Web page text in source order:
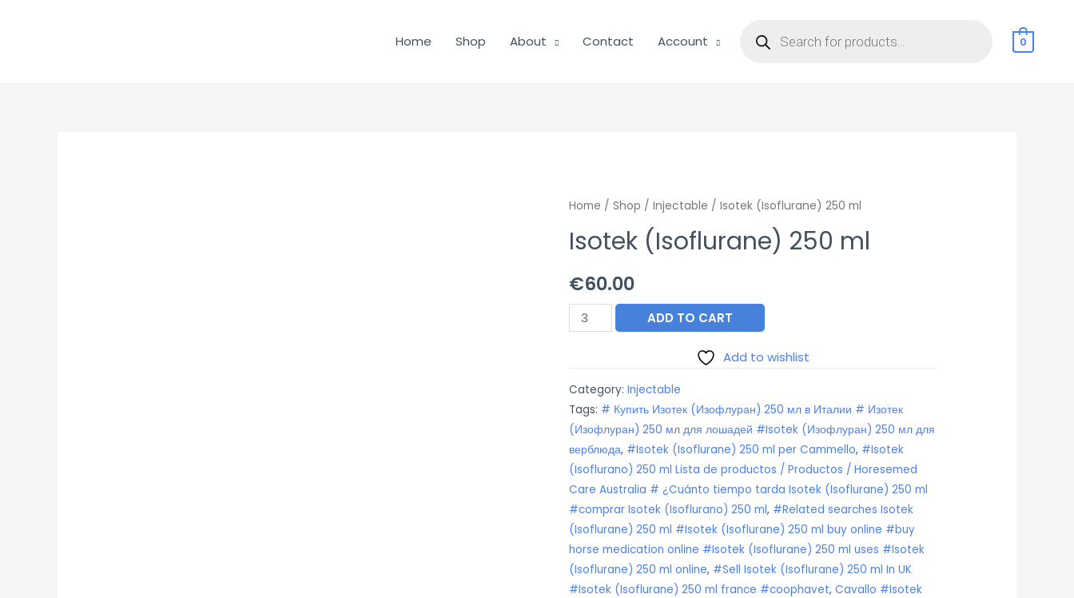
Home Shop About Contact Account search 0
Home / Shop / Injectable / Isotek (Isoflurane) 250 ml
Isotek (Isoflurane) 250 ml
€60.00
Isotek
(Isoflurane)
quantity
ADD TO CART
Add to wishlist
Category: Injectable
Tags: # Купить Изотек (Изофлуран) 250 мл в Италии # Изотек
(Изофлуран) 250 мл для лошадей #Isotek (Изофлуран) 250 мл для
верблюда, #Isotek (Isoflurane) 250 ml per Cammello, #Isotek
(Isoflurano) 250 ml Lista de productos / Productos / Horesemed
Care Australia # ¿Cuánto tiempo tarda Isotek (Isoflurane) 250 ml
#comprar Isotek (Isoflurano) 250 ml, #Related searches Isotek
(Isoflurane) 250 ml #Isotek (Isoflurane) 250 ml buy online #buy
horse medication online #Isotek (Isoflurane) 250 ml uses #Isotek
(Isoflurane) 250 ml online, #Sell Isotek (Isoflurane) 250 ml In UK
#Isotek (Isoflurane) 250 ml france #coophavet, Cavallo #Isotek